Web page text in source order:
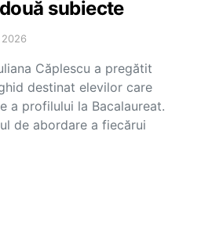
subiecte
Căplescu a pregătit
destinat elevilor care
a profilului la Bacalaureat.
de abordare a fiecărui